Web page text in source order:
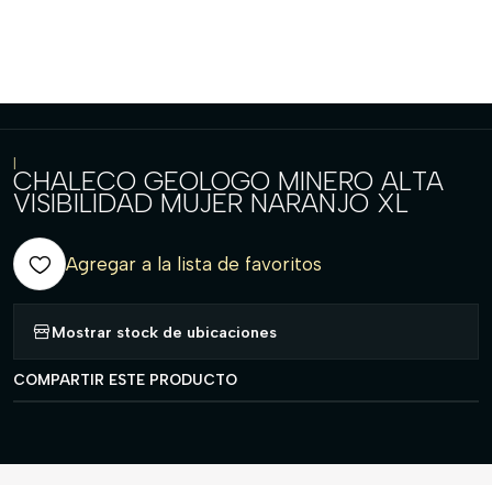
|
CHALECO GEOLOGO MINERO ALTA
VISIBILIDAD MUJER NARANJO XL
Agregar a la lista de favoritos
Mostrar stock de ubicaciones
COMPARTIR ESTE PRODUCTO